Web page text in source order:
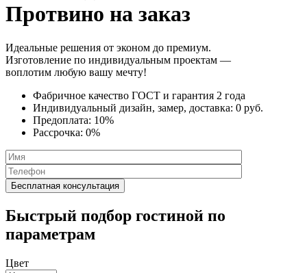
Протвино на заказ
Идеальные решения от эконом до премиум.
Изготовление по индивидуальным проектам —
воплотим любую вашу мечту!
Фабричное качество ГОСТ и гарантия 2 года
Индивидуальный дизайн, замер, доставка: 0 руб.
Предоплата: 10%
Рассрочка: 0%
Быстрый подбор гостиной по
параметрам
Цвет